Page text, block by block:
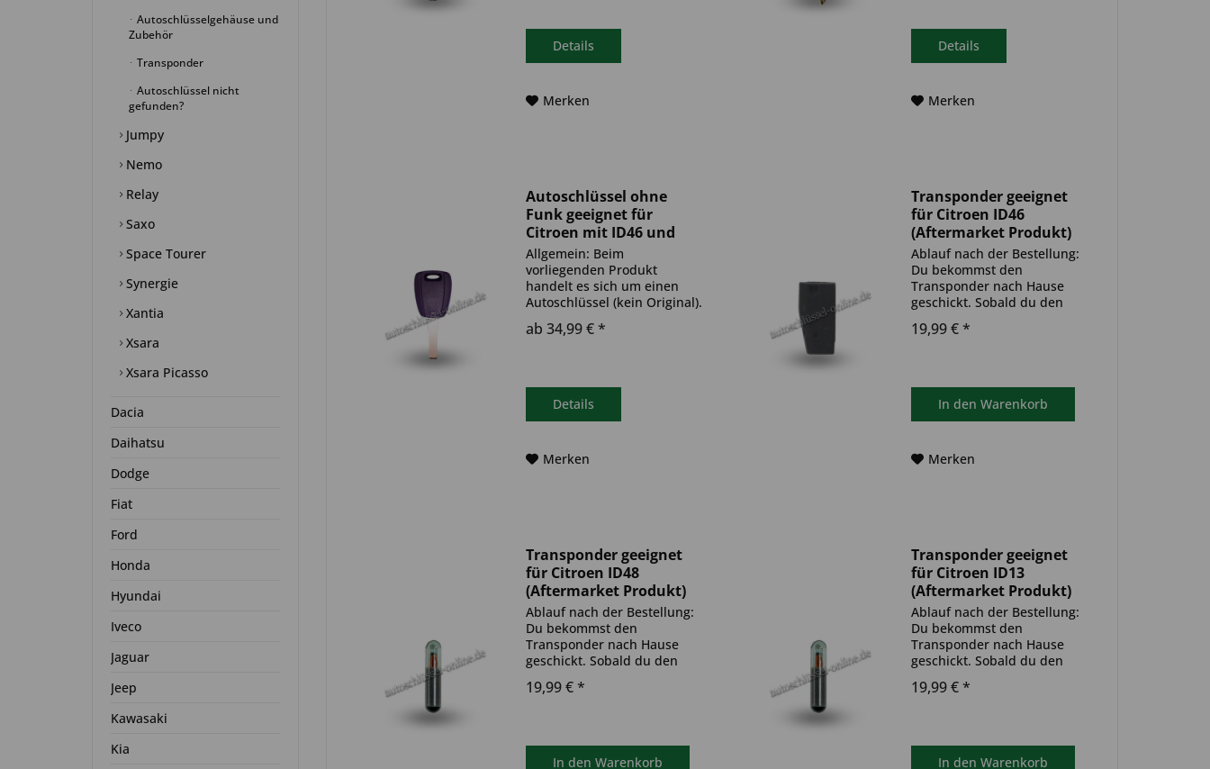
Autoschlüsselgehäuse und
Zubehör
Transponder
Autoschlüssel nicht
gefunden?
Jumpy
Nemo
Relay
Saxo
Space Tourer
Synergie
Xantia
Xsara
Xsara Picasso
Dacia
Daihatsu
Dodge
Fiat
Ford
Honda
Hyundai
Iveco
Jaguar
Jeep
Kawasaki
Kia
gleicht. Ablauf -
Autoschlüssel inkl....
Details
Merken
gleicht. Ablauf -
Autoschlüssel inkl....
Details
Merken
Autoschlüssel ohne
Funk geeignet für
Citroen mit ID46 und
SIP22 (Aftermarket
Produkt)
Allgemein: Beim
vorliegenden Produkt
handelt es sich um einen
Autoschlüssel (kein Original).
Es ist eine Wegfahrsperre
(Transponder) verbaut. Bitte
gleicht. Ablauf -
Autoschlüssel inkl....
ab 34,99 € *
Details
Merken
Transponder geeignet
für Citroen ID46
(Aftermarket Produkt)
Ablauf nach der Bestellung:
Du bekommst den
Transponder nach Hause
geschickt. Sobald du den
dieser in deinen
codiert werden. Du kannst
dazu einen Termin bei...
19,99 € *
In den Warenkorb
Merken
Transponder geeignet
für Citroen ID48
(Aftermarket Produkt)
Ablauf nach der Bestellung:
Du bekommst den
Transponder nach Hause
geschickt. Sobald du den
dieser in deinen
codiert werden. Du kannst
dazu einen Termin bei...
19,99 € *
In den Warenkorb
Transponder geeignet
für Citroen ID13
(Aftermarket Produkt)
Ablauf nach der Bestellung:
Du bekommst den
Transponder nach Hause
geschickt. Sobald du den
dieser in deinen
codiert werden. Du kannst
dazu einen Termin bei...
19,99 € *
In den Warenkorb